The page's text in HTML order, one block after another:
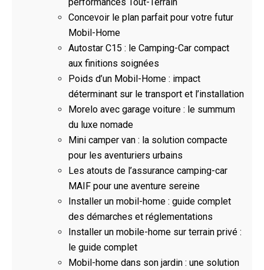
Concevoir le plan parfait pour votre futur
Mobil-Home
Autostar C15 : le Camping-Car compact
aux finitions soignées
Poids d’un Mobil-Home : impact
déterminant sur le transport et l’installation
Morelo avec garage voiture : le summum
du luxe nomade
Mini camper van : la solution compacte
pour les aventuriers urbains
Les atouts de l’assurance camping-car
MAIF pour une aventure sereine
Installer un mobil-home : guide complet
des démarches et réglementations
Installer un mobile-home sur terrain privé :
le guide complet
Mobil-home dans son jardin : une solution